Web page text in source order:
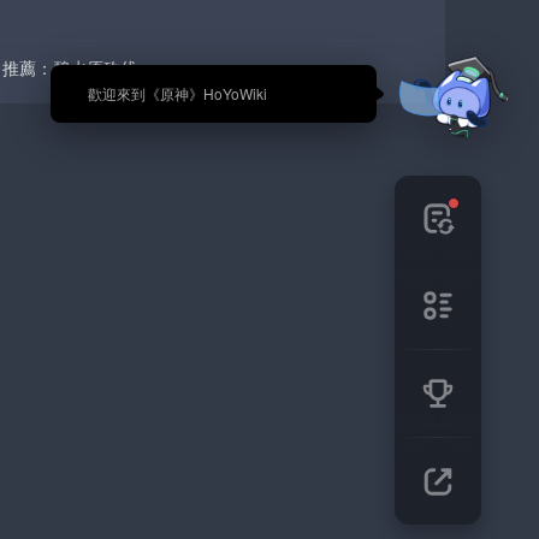
🎉 歡迎來到《原神》HoYoWiki
推薦：碧水原砍伐